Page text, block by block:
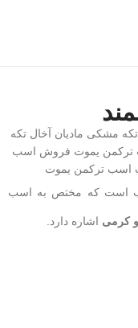
است که مختص به اسب
کرمی اشاره دارد.